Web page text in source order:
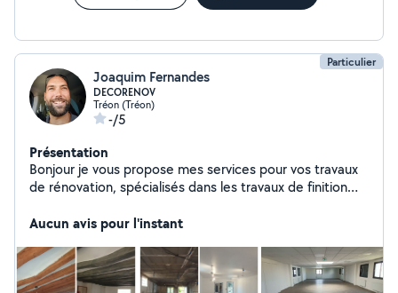
Particulier
Joaquim Fernandes
DECORENOV
Tréon (Tréon)
-/5
Présentation
Bonjour je vous propose mes services pour vos travaux
de rénovation, spécialisés dans les travaux de finition
travail soigné.
Aucun avis pour l'instant